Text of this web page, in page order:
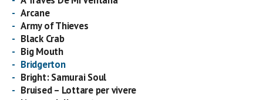
Arcane
Army of Thieves
Black Crab
Big Mouth
Bridgerton
Bright: Samurai Soul
Bruised – Lottare per vivere